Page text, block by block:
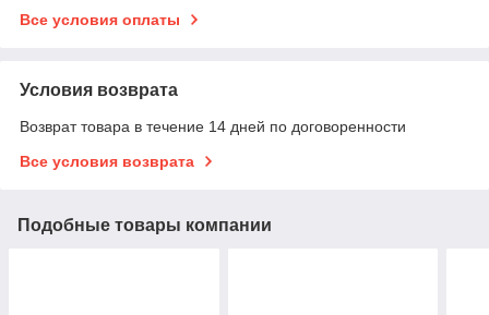
Все условия оплаты
Условия возврата
Возврат товара в течение 14 дней по договоренности
Все условия возврата
Подобные товары компании